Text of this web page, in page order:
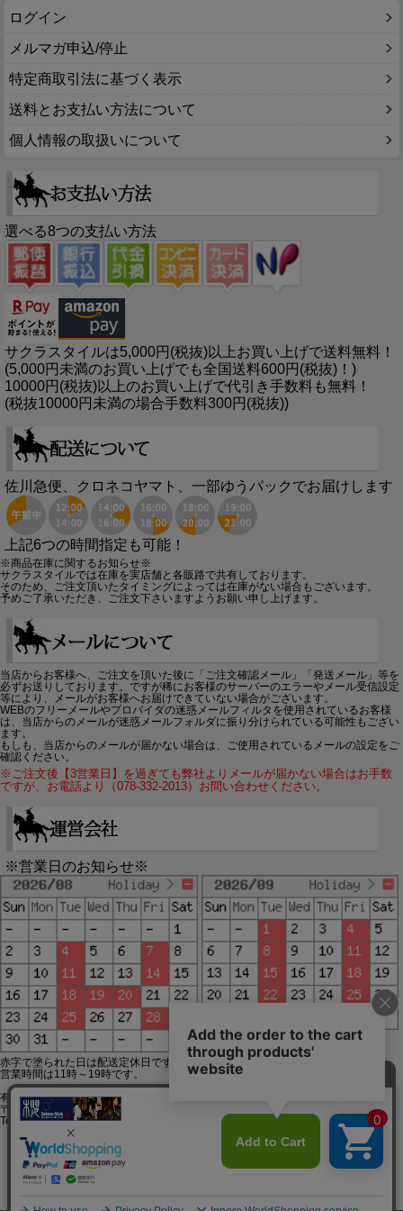
ログイン
メルマガ申込/停止
特定商取引法に基づく表示
送料とお支払い方法について
個人情報の取扱いについて
選べる8つの支払い方法
サクラスタイルは5,000円(税抜)以上お買い上げで送料無料！
(5,000円未満のお買い上げでも全国送料600円(税抜)！)
10000円(税抜)以上のお買い上げで代引き手数料も無料！
(税抜10000円未満の場合手数料300円(税抜))
佐川急便、クロネコヤマト、一部ゆうパックでお届けします
上記6つの時間指定も可能！
※商品在庫に関するお知らせ※
サクラスタイルでは在庫を実店舗と各販路で共有しております。
そのため、ご注文頂いたタイミングによっては在庫がない場合もございます。
予めご了承いただき、ご注文下さいますようお願い申し上げます。
当店からお客様へ、ご注文を頂いた後に「ご注文確認メール」「発送メール」等を
必ずお送りしております。ですが稀にお客様のサーバーのエラーやメール受信設定
等により、メールがお客様へお届けできていない場合がございます。
WEBのフリーメールやプロバイダの迷惑メールフィルタを使用されているお客様
は、当店からのメールが迷惑メールフォルダに振り分けられている可能性もござい
ます。
もしも、当店からのメールが届かない場合は、ご使用されているメールの設定をご
確認ください。
※ご注文後【3営業日】を過ぎても弊社よりメールが届かない場合はお手数
ですが、お電話より（078-332-2013）お問い合わせください。
※営業日のお知らせ※
赤字で塗られた日は配送定休日です。
営業時間は11時～19時です。
有限会社ジップジップ SakuraStyle通販事業部
〒650-0021 神戸市中央区三宮町3-9-19イトウビル1,4F
Tel:078-332-2013 FAX:078-333-6644
SSL/TLSとは?